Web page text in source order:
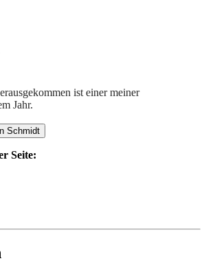
ist einer meiner
Jahr.
Schmidt
Seite: